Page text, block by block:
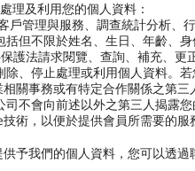
理及利用您的個人資料：
戶管理與服務、調查統計分析
但不限於姓名、生日、年齡、
護法請求閱覽、查詢、補充、
、停止處理或利用個人資料。
關事務或有特定合作關係之第
不會向前述以外之第三人揭露您
術，以便於提供會員所需要的
予我們的個人資料， 您可以透過